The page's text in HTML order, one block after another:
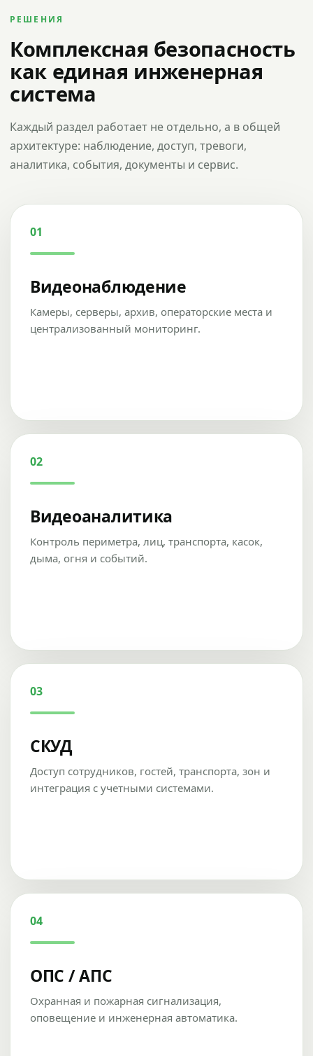
РЕШЕНИЯ
Комплексная безопасность
как единая инженерная
система
Каждый раздел работает не отдельно, а в общей
архитектуре: наблюдение, доступ, тревоги,
аналитика, события, документы и сервис.
01
Видеонаблюдение
Камеры, серверы, архив, операторские места и
централизованный мониторинг.
02
Видеоаналитика
Контроль периметра, лиц, транспорта, касок,
дыма, огня и событий.
03
СКУД
Доступ сотрудников, гостей, транспорта, зон и
интеграция с учетными системами.
04
ОПС / АПС
Охранная и пожарная сигнализация,
оповещение и инженерная автоматика.